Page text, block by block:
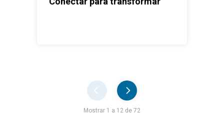
Mostrar 1 a 12 de 72